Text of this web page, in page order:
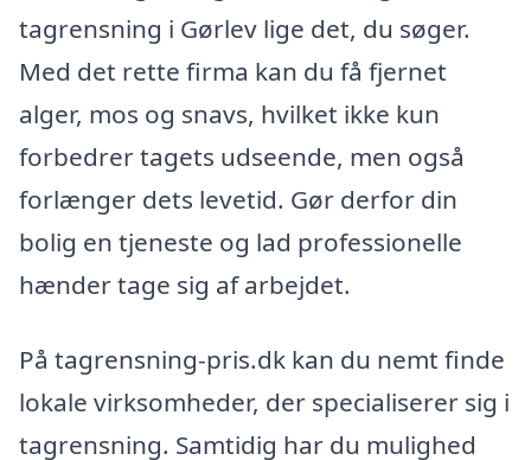
tagrensning i Gørlev lige det, du søger.
Med det rette firma kan du få fjernet
alger, mos og snavs, hvilket ikke kun
forbedrer tagets udseende, men også
forlænger dets levetid. Gør derfor din
bolig en tjeneste og lad professionelle
hænder tage sig af arbejdet.
På tagrensning-pris.dk kan du nemt finde
lokale virksomheder, der specialiserer sig i
tagrensning. Samtidig har du mulighed